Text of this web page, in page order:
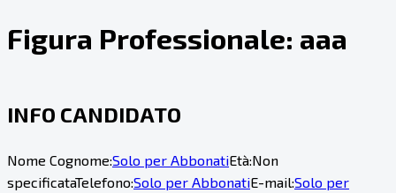
Figura Professionale: aaa
INFO CANDIDATO
Nome Cognome:Solo per AbbonatiEtà:Non
specificataTelefono:Solo per AbbonatiE-mail:Solo per